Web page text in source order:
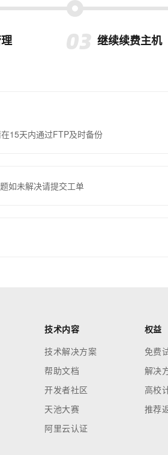
继续续费主机
15天内通过FTP及时备份
如未解决请提交工单